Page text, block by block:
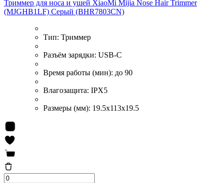
Триммер для носа и ушей XiaoMi Mijia Nose Hair Trimmer
(MJGHB1LF) Серый (BHR7803CN)
Тип: Триммер
Разъём зарядки: USB-C
Время работы (мин): до 90
Влагозащита: IPX5
Размеры (мм): 19.5x113x19.5